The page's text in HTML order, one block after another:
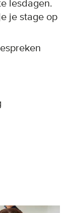
lesdagen.
je stage op